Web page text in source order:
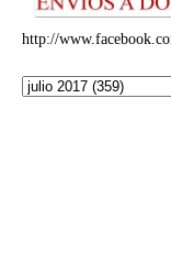
http://